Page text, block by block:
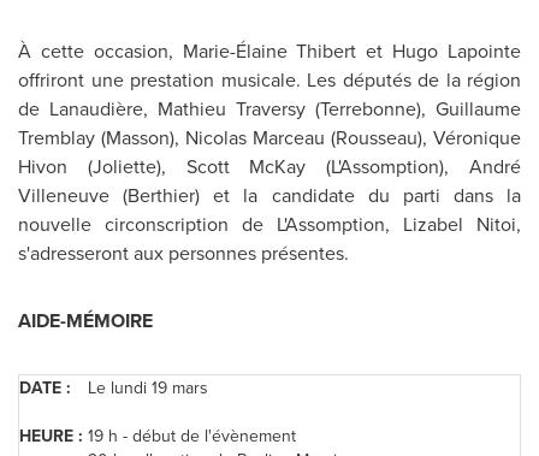
À cette occasion, Marie-Élaine Thibert et Hugo Lapointe
offriront une prestation musicale. Les députés de la région
de Lanaudière, Mathieu Traversy (Terrebonne), Guillaume
Tremblay (Masson), Nicolas Marceau (Rousseau), Véronique
Hivon (Joliette), Scott McKay (L'Assomption), André
Villeneuve (Berthier) et la candidate du parti dans la
nouvelle circonscription de L'Assomption, Lizabel Nitoi,
s'adresseront aux personnes présentes.
AIDE-MÉMOIRE
DATE :
Le lundi 19 mars
HEURE : 19 h - début de l'évènement